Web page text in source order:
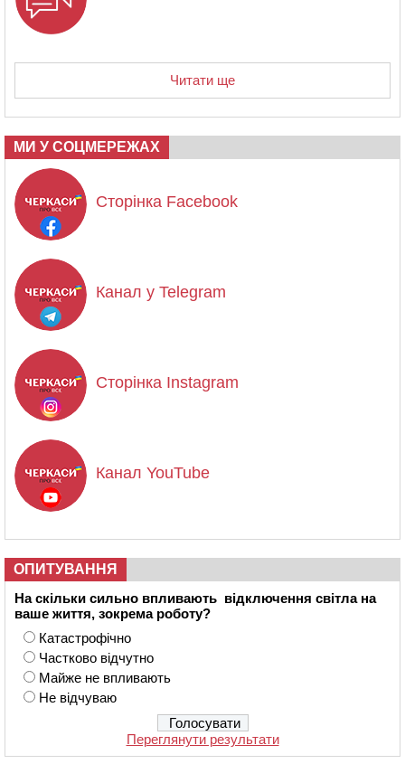
Читати ще
МИ У СОЦМЕРЕЖАХ
Сторінка Facebook
Канал у Telegram
Сторінка Instagram
Канал YouTube
ОПИТУВАННЯ
На скільки сильно впливають відключення світла на
ваше життя, зокрема роботу?
Катастрофічно
Частково відчутно
Майже не впливають
Не відчуваю
Переглянути результати